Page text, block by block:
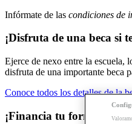
Infórmate de las condiciones de
¡Disfruta de una beca si
Ejerce de nexo entre la escuela,
disfruta de una importante beca
Conoce todos los detalles de la
¡Financia tu formación!